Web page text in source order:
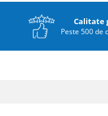
Calitate
Peste 500 de